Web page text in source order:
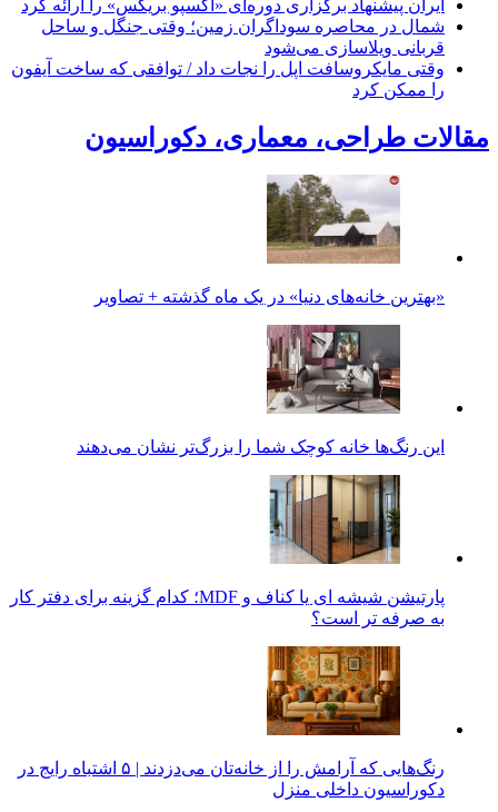
ایران پیشنهاد برگزاری دوره‌ای «اکسپو بریکس» را ارائه کرد
شمال در محاصره سوداگران زمین؛ وقتی جنگل و ساحل
قربانی ویلاسازی می‌شود
وقتی مایکروسافت اپل را نجات داد / توافقی که ساخت آیفون
را ممکن کرد
مقالات طراحی، معماری، دکوراسیون
«بهترین خانه‌های دنیا» در یک ماه گذشته + تصاویر
این رنگ‌ها خانه کوچک شما را بزرگ‌تر نشان می‌دهند
پارتیشن شیشه ای یا کناف و MDF؛ کدام گزینه برای دفتر کار
به صرفه تر است؟
رنگ‌هایی که آرامش را از خانه‌تان می‌دزدند | ۵ اشتباه رایج در
دکوراسیون داخلی منزل